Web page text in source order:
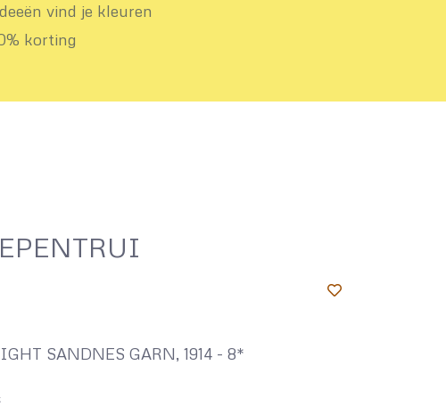
vind je kleuren
korting
SANDNES GARN, 1914 - 8*